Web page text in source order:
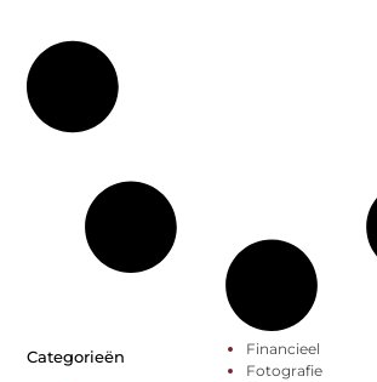
Categorieën
Financieel
Fotografie